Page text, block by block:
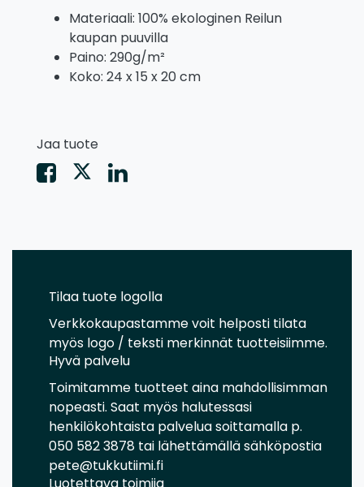
Materiaali: 100% ekologinen Reilun
kaupan puuvilla
Paino: 290g/m²
Koko: 24 x 15 x 20 cm
Jaa tuote
Tilaa tuote logolla
Verkkokaupastamme voit helposti tilata
myös logo / teksti merkinnät tuotteisiimme.
Hyvä palvelu
Toimitamme tuotteet aina mahdollisimman
nopeasti. Saat myös halutessasi
henkilökohtaista palvelua soittamalla p.
050 582 3878 tai lähettämällä sähköpostia
pete@tukkutiimi.fi